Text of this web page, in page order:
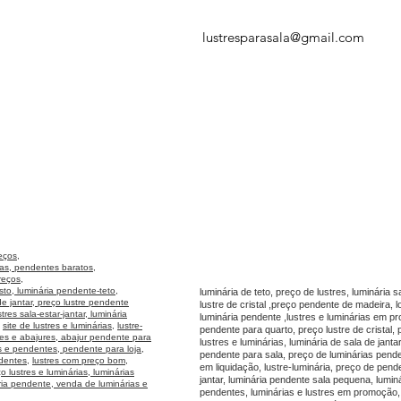
lustresparasala@gmail.com
pendentes baratos,
luminária pendente-teto,
jantar, preço lustre pendente
sala-estar-jantar, luminária
site de lustres e luminárias lustre-
e abajures, abajur pendente para
e pendentes pendente para loja
lustres com preço bom,
lustres e luminárias, luminárias
pendente, venda de luminárias e
luminária de teto, preço de lustres, luminária
lustre de cristal ,preço pendente de madeira,
luminária pendente ,lustres e luminárias em
pendente para quarto, preço lustre de cristal,
lustres e luminárias, luminária de sala de
pendente para sala, preço de luminárias
em liquidação, lustre-luminária, preço de
jantar, luminária pendente sala pequena,
pendentes, luminárias e lustres em